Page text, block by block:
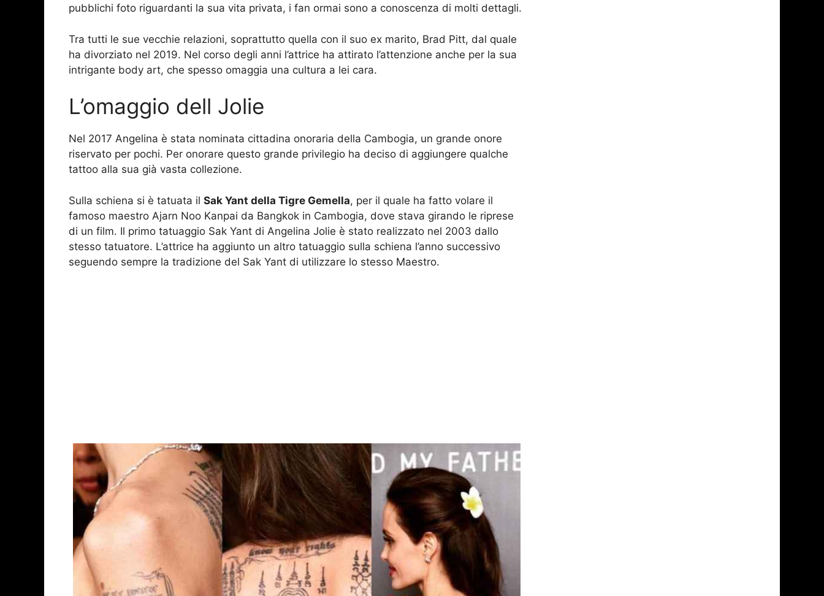
pubblichi foto riguardanti la sua vita privata, i fan ormai sono a conoscenza di molti dettagli.
Tra tutti le sue vecchie relazioni, soprattutto quella con il suo ex marito, Brad Pitt, dal quale
ha divorziato nel 2019. Nel corso degli anni l’attrice ha attirato l’attenzione anche per la sua
intrigante body art, che spesso omaggia una cultura a lei cara.
L’omaggio dell Jolie
Nel 2017 Angelina è stata nominata cittadina onoraria della Cambogia, un grande onore
riservato per pochi. Per onorare questo grande privilegio ha deciso di aggiungere qualche
tattoo alla sua già vasta collezione.
Sulla schiena si è tatuata il Sak Yant della Tigre Gemella, per il quale ha fatto volare il
famoso maestro Ajarn Noo Kanpai da Bangkok in Cambogia, dove stava girando le riprese
di un film. Il primo tatuaggio Sak Yant di Angelina Jolie è stato realizzato nel 2003 dallo
stesso tatuatore. L’attrice ha aggiunto un altro tatuaggio sulla schiena l’anno successivo
seguendo sempre la tradizione del Sak Yant di utilizzare lo stesso Maestro.